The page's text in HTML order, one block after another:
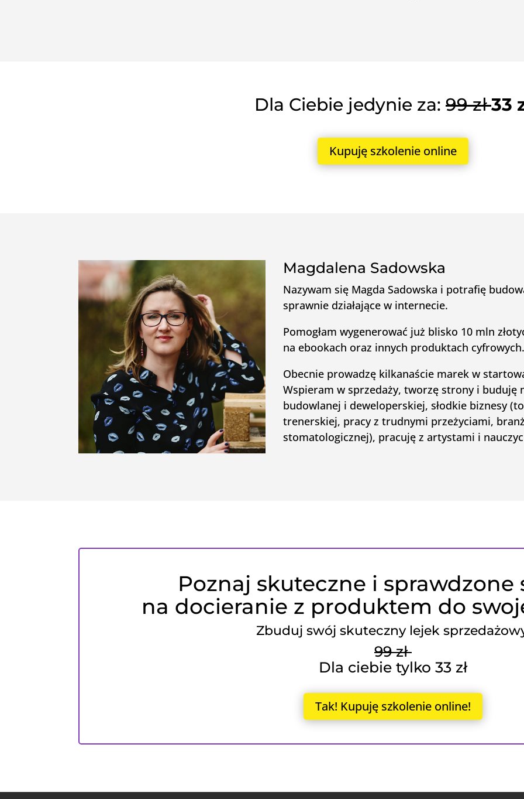
Dla Ciebie jedynie za: 99 zł33
Kupuję szkolenie online
Magdalena Sadowska
Nazywam się Magda Sadowska i potrafię
sprawnie działające w internecie.
Pomogłam wygenerować już blisko 10 mln
na ebookach oraz innych produktach
Obecnie prowadzę kilkanaście marek w
Wspieram w sprzedaży, tworzę strony i
budowlanej i deweloperskiej, słodkie biznesy
trenerskiej, pracy z trudnymi przeżyciami,
stomatologicznej), pracuję z artystami i
Poznaj skuteczne i sprawdzone
na docieranie z produktem do
Zbuduj swój skuteczny lejek
99 zł
Dla ciebie tylko 33 zł
Tak! Kupuję szkolenie online!